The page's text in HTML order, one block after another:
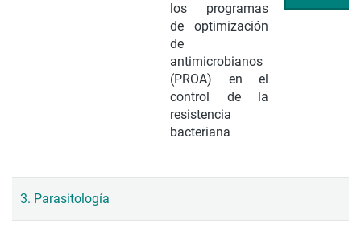
los programas
de optimización
de
antimicrobianos
(PROA) en el
control de la
resistencia
bacteriana
3. Parasitología